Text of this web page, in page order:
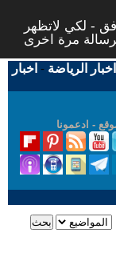
- لكي لاتظهر
اخبار الرياضة - اخبار
- ادعمونا